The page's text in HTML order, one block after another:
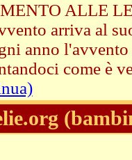
ALLE
arriva al
anno
come è